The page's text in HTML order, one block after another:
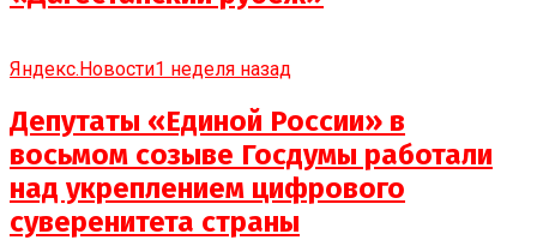
Яндекс.Новости1 неделя назад
Депутаты «Единой России» в
восьмом созыве Госдумы работали
над укреплением цифрового
суверенитета страны